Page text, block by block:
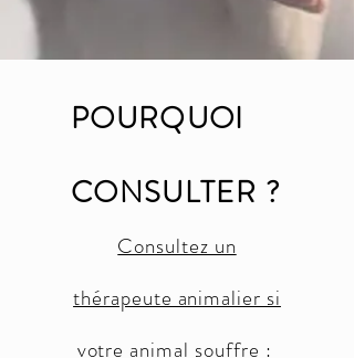
POURQUOI
CONSULTER ?
Consultez un
thérapeute animalier si
votre animal souffre :